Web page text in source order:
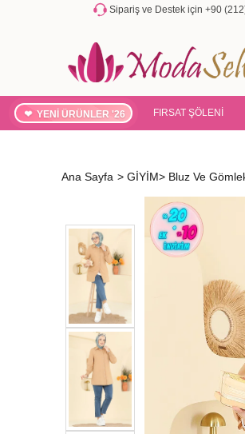
Sipariş ve Destek için +90
YENİ ÜRÜNLER '26 FIRSAT ŞÖLENİ
Ana Sayfa > GİYİM> Bluz Ve